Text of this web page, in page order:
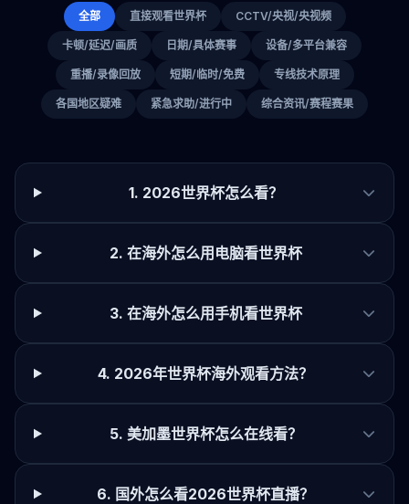
全部 直接观看世界杯 CCTV/央视/央视频
卡顿/延迟/画质 日期/具体赛事 设备/多平台兼容
重播/录像回放 短期/临时/免费 专线技术原理
各国地区疑难 紧急求助/进行中 综合资讯/赛程赛果
1. 2026世界杯怎么看？
2. 在海外怎么用电脑看世界杯
3. 在海外怎么用手机看世界杯
4. 2026年世界杯海外观看方法？
5. 美加墨世界杯怎么在线看？
6. 国外怎么看2026世界杯直播？